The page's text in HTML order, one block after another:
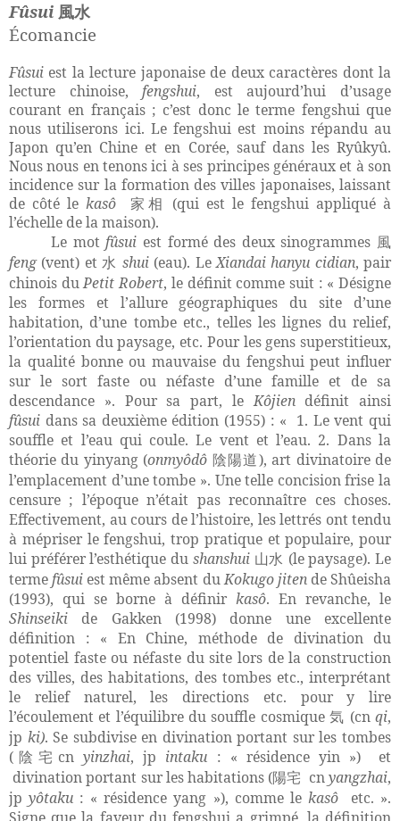
Fûsui 風水
Écomancie
Fûsui est la lecture japonaise de deux caractères dont la
lecture chinoise,fengshui, est aujourd’hui d’usage
courant en français ; c’est donc le terme fengshui que
nous utiliserons ici. Le fengshui est moins répandu au
Japon qu’en Chine et en Corée, sauf dans les Ryûkyû.
Nous nous en tenons ici à ses principes généraux et à son
incidence sur la formation des villes japonaises, laissant
de côté le kasô 家相
(qui est le fengshui appliqué à
l’échelle de la maison).
Le motfûsui est formé des deux sinogrammes 風
feng (vent) et水 shui (eau). LeXiandai hanyu cidian, pair
chinois duPetit Robert, le définit comme suit : « Désigne
les formes et l’allure géographiques du site d’une
habitation, d’une tombe etc., telles les lignes du relief,
l’orientation du paysage, etc. Pour les gens superstitieux,
la qualité bonne ou mauvaise du fengshui peut influer
sur le sort faste ou néfaste d’une famille et de sa
descendance ». Pour sa part, leKôjiendéfinit ainsi
fûsui dans sa deuxième édition (1955) : « 1. Le vent qui
souffle et l’eau qui coule. Le vent et l’eau. 2. Dans la
théorie du yinyang (onmyôdô 陰陽道), art divinatoire de
l’emplacement d’une tombe ». Une telle concision frise la
censure ; l’époque n’était pas reconnaître ces choses.
Effectivement, au cours de l’histoire, les lettrés ont tendu
à mépriser le fengshui, trop pratique et populaire, pour
lui préférer l’esthétique du shanshui 山水 (le paysage). Le
termefûsui est même absent duKokugo jitende Shûeisha
(1993), qui se borne à définir kasô. En revanche, le
Shinseiki de Gakken (1998) donne une excellente
définition : « En Chine, méthode de divination du
potentiel faste ou néfaste du site lors de la construction
des villes, des habitations, des tombes etc., interprétant
le relief naturel, les directions etc. pour y lire
l’écoulement et l’équilibre du souffle cosmique 気 (cnqi,
jp ki). Se subdivise en divination portant sur les tombes
( 陰宅 cnyinzhai, jp intaku : « résidence yin »)
et
divination portant sur les habitations (陽宅 cnyangzhai,
jpyôtaku : « résidence yang »), comme le kasô
etc. ».